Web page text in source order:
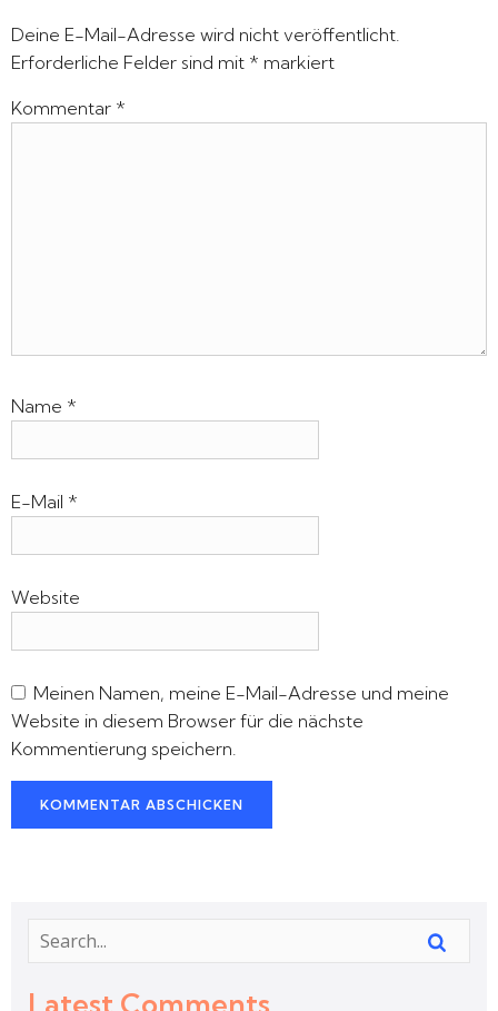
Deine E-Mail-Adresse wird nicht veröffentlicht.
Erforderliche Felder sind mit * markiert
Kommentar *
Name *
E-Mail *
Website
Meinen Namen, meine E-Mail-Adresse und meine
Website in diesem Browser für die nächste
Kommentierung speichern.